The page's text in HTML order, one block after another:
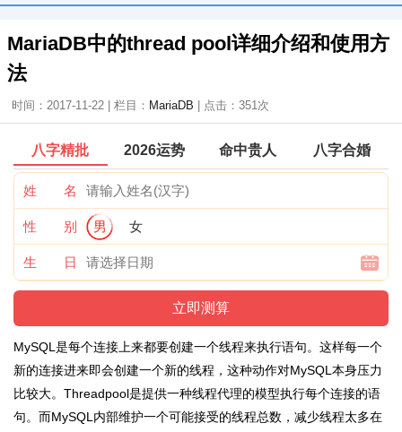
MariaDB中的thread pool详细介绍和使用方
法
时间：2017-11-22 | 栏目： MariaDB | 点击： 351次
八字精批 2026运势 命中贵人 八字合婚
姓 名
性 别 男 女
生 日
MySQL是每个连接上来都要创建一个线程来执行语句。这样每一个
新的连接进来即会创建一个新的线程，这种动作对MySQL本身压力
比较大。Threadpool是提供一种线程代理的模型执行每个连接的语
句。而MySQL内部维护一个可能接受的线程总数，减少线程太多在